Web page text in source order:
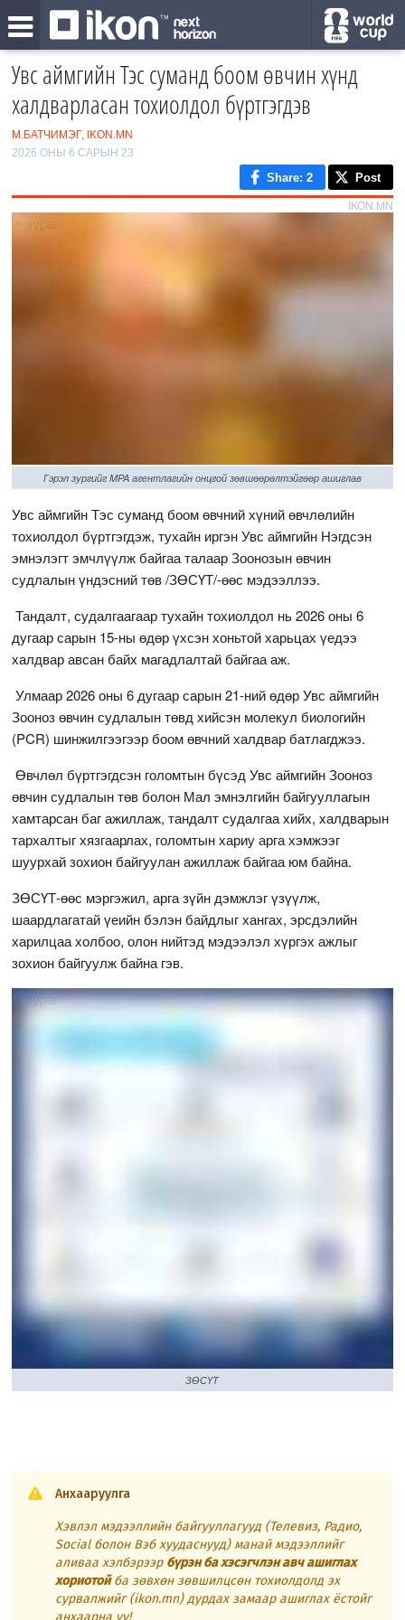
Увс аймгийн Тэс суманд боом өвчин хүнд
халдварласан тохиолдол бүртгэгдэв
М.БАТЧИМЭГ, IKON.MN
2026 ОНЫ 6 САРЫН 23
Share: 2 Post
IKON.MN
Гэрэл зургийг MPA агентлагийн онцгой зөвшөөрөлтэйгөөр ашиглав
Увс аймгийн Тэс суманд боом өвчний хүний өвчлөлийн
тохиолдол бүртгэгдэж, тухайн иргэн Увс аймгийн Нэгдсэн
эмнэлэгт эмчлүүлж байгаа талаар Зоонозын өвчин
судлалын үндэсний төв /ЗӨСҮТ/-өөс мэдээллээ.
Тандалт, судалгаагаар тухайн тохиолдол нь 2026 оны 6
дугаар сарын 15-ны өдөр үхсэн хоньтой харьцах үедээ
халдвар авсан байх магадлалтай байгаа аж.
Улмаар 2026 оны 6 дугаар сарын 21-ний өдөр Увс аймгийн
Зооноз өвчин судлалын төвд хийсэн молекул биологийн
(PCR) шинжилгээгээр боом өвчний халдвар батлагджээ.
Өвчлөл бүртгэгдсэн голомтын бүсэд Увс аймгийн Зооноз
өвчин судлалын төв болон Мал эмнэлгийн байгууллагын
хамтарсан баг ажиллаж, тандалт судалгаа хийх, халдварын
тархалтыг хязгаарлах, голомтын хариу арга хэмжээг
шуурхай зохион байгуулан ажиллаж байгаа юм байна.
ЗӨСҮТ-өөс мэргэжил, арга зүйн дэмжлэг үзүүлж,
шаардлагатай үеийн бэлэн байдлыг хангах, эрсдэлийн
харилцаа холбоо, олон нийтэд мэдээлэл хүргэх ажлыг
зохион байгуулж байна гэв.
ЗӨСҮТ
Анхааруулга
Хэвлэл мэдээллийн байгууллагууд (Телевиз, Радио,
Social болон Вэб хуудаснууд) манай мэдээллийг
аливаа хэлбэрээр бүрэн ба хэсэгчлэн авч ашиглах
хориотойба зөвхөн зөвшилцсөн тохиолдолд эх
сурвалжийг (ikon.mn) дурдах замаар ашиглах ёстойг
анхаарна уу!